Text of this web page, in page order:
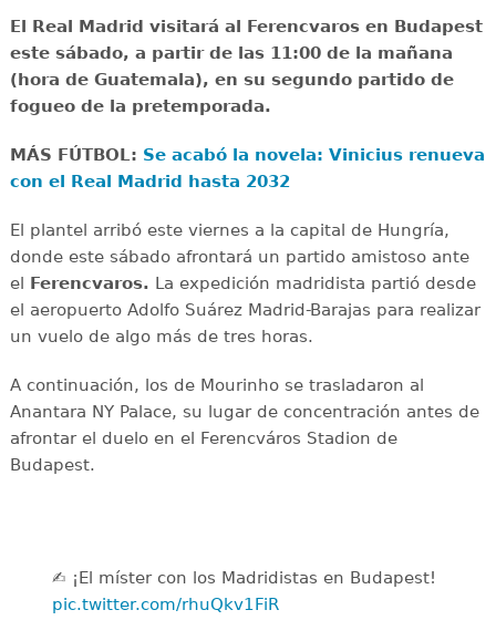
El Real Madrid visitará al Ferencvaros en Budapest
este sábado, a partir de las 11:00 de la mañana
(hora de Guatemala), en su segundo partido de
fogueo de la pretemporada.
MÁS FÚTBOL: Se acabó la novela: Vinicius renueva
con el Real Madrid hasta 2032
El plantel arribó este viernes a la capital de Hungría,
donde este sábado afrontará un partido amistoso ante
el Ferencvaros. La expedición madridista partió desde
el aeropuerto Adolfo Suárez Madrid-Barajas para realizar
un vuelo de algo más de tres horas.
A continuación, los de Mourinho se trasladaron al
Anantara NY Palace, su lugar de concentración antes de
afrontar el duelo en el Ferencváros Stadion de
Budapest.
✍️ ¡El míster con los Madridistas en Budapest!
pic.twitter.com/rhuQkv1FiR